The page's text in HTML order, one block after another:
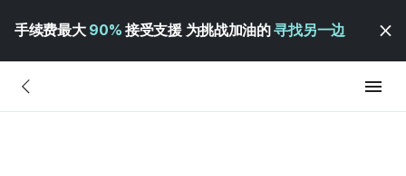
手续费最大 90% 接受支援 为挑战加油的寻找另一边